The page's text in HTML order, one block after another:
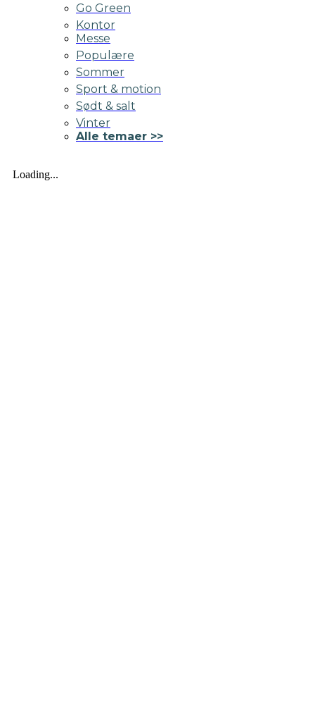
Go Green
Kontor
Messe
Populære
Sommer
Sport & motion
Sødt & salt
Vinter
Alle temaer >>
Loading...